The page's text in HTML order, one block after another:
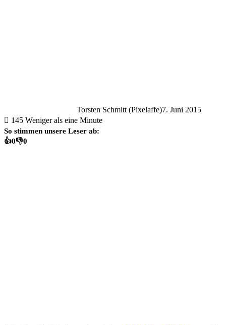
Torsten Schmitt (Pixelaffe)7. Juni 2015
145 Weniger als eine Minute
So stimmen unsere Leser ab:
👍0👎0